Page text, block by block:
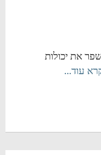
את יכולות
עוד...